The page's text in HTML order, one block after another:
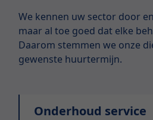
We kennen uw sector door
maar al toe goed dat elke
Daarom stemmen we onze
gewenste huurtermijn.
Onderhoud service